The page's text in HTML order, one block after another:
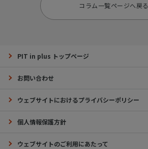
コラム一覧ページへ戻る
PIT in plus トップページ
お問い合わせ
ウェブサイトにおけるプライバシーポリシー
個人情報保護方針
ウェブサイトのご利用にあたって